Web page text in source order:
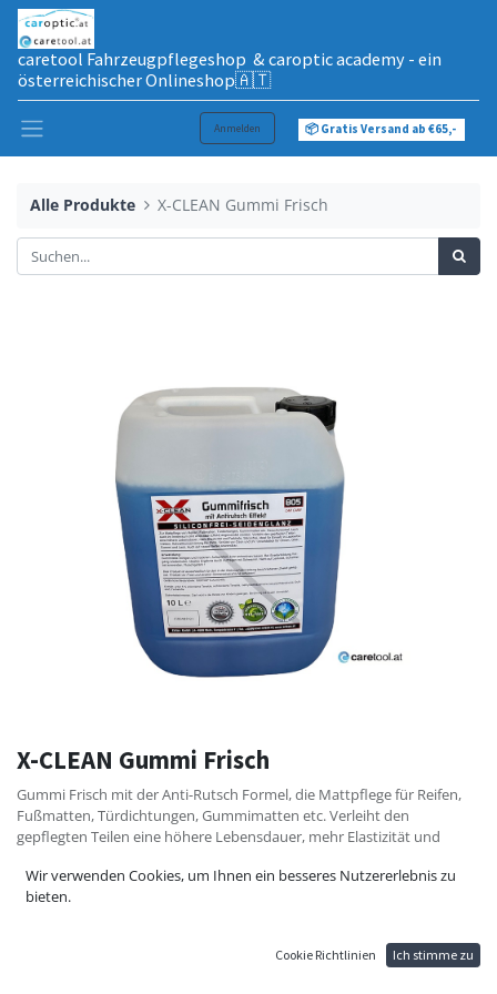
caretool Fahrzeugpflegeshop & caroptic academy - ein
österreichischer Onlineshop🇦🇹
Anmelden 📦 Gratis Versand ab €65,-
Alle Produkte X-CLEAN Gummi Frisch
X-CLEAN Gummi Frisch
Gummi Frisch mit der Anti-Rutsch Formel, die Mattpflege für Reifen,
Fußmatten, Türdichtungen, Gummimatten etc. Verleiht den
gepflegten Teilen eine höhere Lebensdauer, mehr Elastizität und
werden. Silikonfrei. Schnellkonservierung für GWA. Schützt vor Ozon
und UV. Unschädlich für Chrom, Glas, Gummi und Lack. Auch auf
Wir verwenden Cookies, um Ihnen ein besseres Nutzererlebnis zu
bieten.
Cookie Richtlinien Ich stimme zu